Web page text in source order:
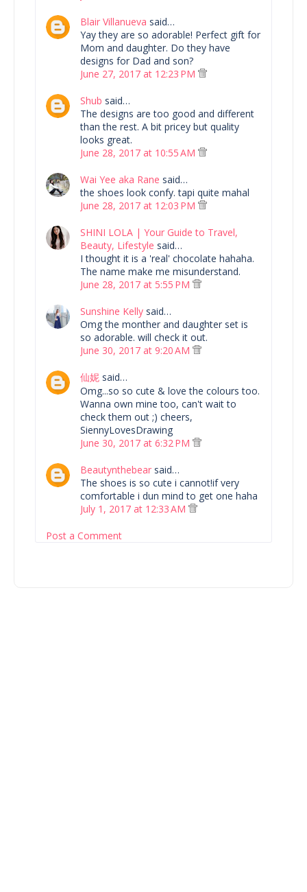
Blair Villanueva said…
Yay they are so adorable! Perfect gift for
Mom and daughter. Do they have
designs for Dad and son?
June 27, 2017 at 12:23 PM
Shub said…
The designs are too good and different
than the rest. A bit pricey but quality
looks great.
June 28, 2017 at 10:55 AM
Wai Yee aka Rane said…
the shoes look confy. tapi quite mahal
June 28, 2017 at 12:03 PM
SHINI LOLA | Your Guide to Travel,
Beauty, Lifestyle said…
I thought it is a 'real' chocolate hahaha.
The name make me misunderstand.
June 28, 2017 at 5:55 PM
Sunshine Kelly said…
Omg the monther and daughter set is
so adorable. will check it out.
June 30, 2017 at 9:20 AM
仙妮 said…
Omg...so so cute & love the colours too.
Wanna own mine too, can't wait to
check them out ;) cheers,
SiennyLovesDrawing
June 30, 2017 at 6:32 PM
Beautynthebear said…
The shoes is so cute i cannot!if very
comfortable i dun mind to get one haha
July 1, 2017 at 12:33 AM
Post a Comment